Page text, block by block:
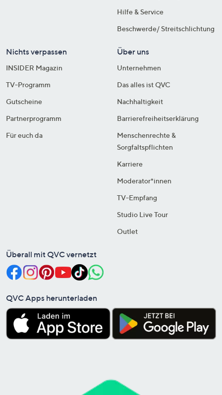
Hilfe & Service
Beschwerde/ Streitschlichtung
Nichts verpassen
INSIDER Magazin
TV-Programm
Gutscheine
Partnerprogramm
Für euch da
Über uns
Unternehmen
Das alles ist QVC
Nachhaltigkeit
Barrierefreiheitserklärung
Menschenrechte &
Sorgfaltspflichten
Karriere
Moderator*innen
TV-Empfang
Studio Live Tour
Outlet
Überall mit QVC vernetzt
QVC Apps herunterladen